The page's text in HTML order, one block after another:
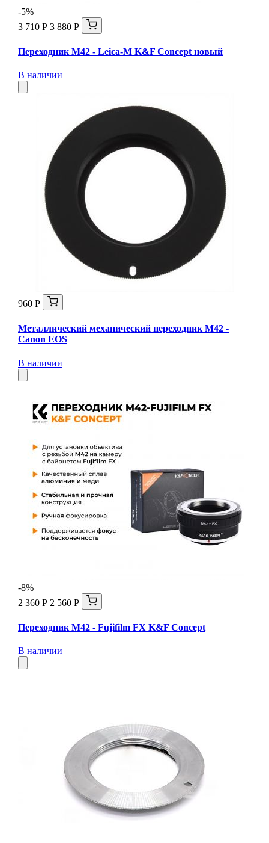
-5%
3 710 Р 3 880 Р
Переходник M42 - Leica-M K&F Concept новый
В наличии
960 Р
Металлический механический переходник M42 -
Canon EOS
В наличии
-8%
2 360 Р 2 560 Р
Переходник M42 - Fujifilm FX K&F Concept
В наличии